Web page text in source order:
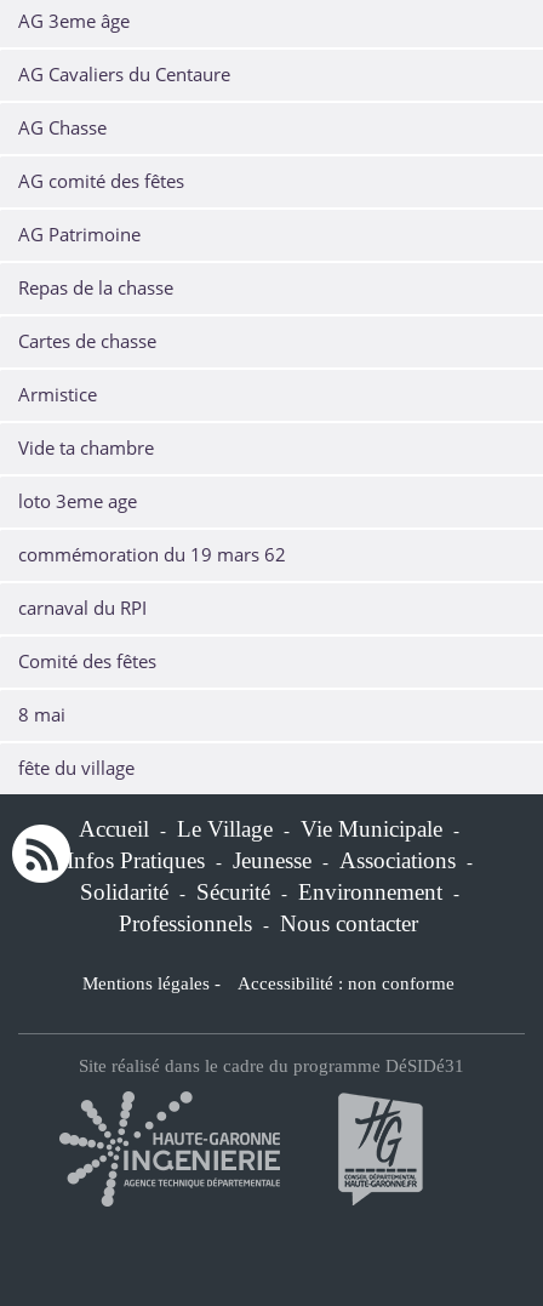
AG 3eme âge
AG Cavaliers du Centaure
AG Chasse
AG comité des fêtes
AG Patrimoine
Repas de la chasse
Cartes de chasse
Armistice
Vide ta chambre
loto 3eme age
commémoration du 19 mars 62
carnaval du RPI
Comité des fêtes
8 mai
fête du village
Accueil - Le Village - Vie Municipale -
Infos Pratiques - Jeunesse - Associations -
Solidarité - Sécurité - Environnement -
Professionnels - Nous contacter
Mentions légales - Accessibilité : non conforme
Site réalisé dans le cadre du programme DéSIDé31